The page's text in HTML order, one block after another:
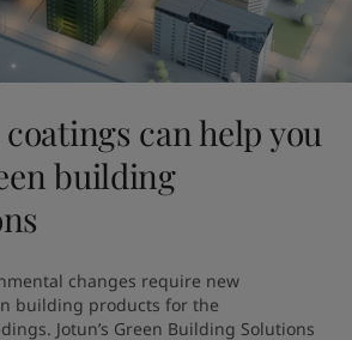
can help you
building
changes require new
building products for the
Jotun’s Green Building Solutions